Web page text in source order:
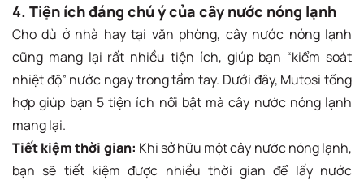
4. Tiện ích đáng chú ý của cây nước nóng lạnh
Cho dù ở nhà hay tại văn phòng, cây nước nóng lạnh
cũng mang lại rất nhiều tiện ích, giúp bạn “kiểm soát
nhiệt độ” nước ngay trong tầm tay. Dưới đây, Mutosi tổng
hợp giúp bạn 5 tiện ích nổi bật mà cây nước nóng lạnh
mang lại.
Tiết kiệm thời gian: Khi sở hữu một cây nước nóng lạnh,
bạn sẽ tiết kiệm được nhiều thời gian để lấy nước